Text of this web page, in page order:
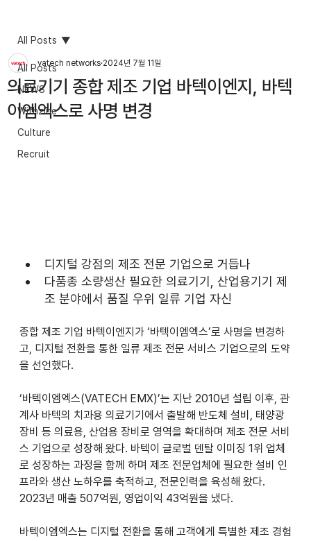
All Posts
NEWS
Withzine
Culture
Recruit
All Posts
의료기기 종합 제조 기업 바텍이엔지, 바텍
이엠엑스로 사명 변경
vatech networks 2024년 7월 11일
디지털 강점의 제조 전문 기업으로 거듭나
다품종 소량생산 필요한 의료기기, 산업용기기 제
조 분야에서 품질 우위 일류 기업 자신
종합 제조 기업 바텍이엔지가 ‘바텍이엠엑스’로 사명을 변경하
고, 디지털 전환을 통한 일류 제조 전문 서비스 기업으로의 도약
을 선언했다.
‘바텍이엠엑스(VATECH EMX)’는 지난 2010년 설립 이후, 관
계사 바텍의 치과용 의료기기에서 출발해 반도체 설비, 태양광
장비 등 의료용, 산업용 장비로 영역을 확대하며 제조 전문 서비
스 기업으로 성장해 왔다. 바텍이 글로벌 덴탈 이미징 1위 업체
로 성장하는 과정을 함께 하며 제조 전문업체에 필요한 설비 인
프라와 생산 노하우를 축적하고, 전문인력을 육성해 왔다.
2023년 매출 507억원, 영업이익 43억원을 냈다.
바텍이엠엑스는 디지털 전환을 통해 고객에게 특별한 제조 경험